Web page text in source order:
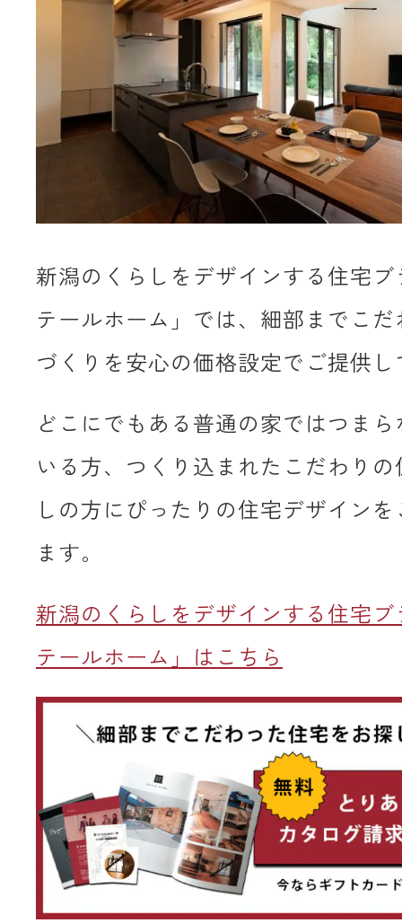
新潟のくらしをデザインする住宅
テールホーム」では、細部までこ
づくりを安心の価格設定でご提供
どこにでもある普通の家ではつま
いる方、つくり込まれたこだわり
しの方にぴったりの住宅デザイン
ます。
新潟のくらしをデザインする住宅
テールホーム」はこちら